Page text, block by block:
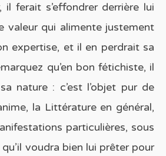
il ferait s’effondrer derrière lui
valeur qui alimente justement
expertise, et il en perdrait sa
qu’en bon fétichiste, il
nature : c’est l’objet pur de
la Littérature en général,
particulières, sous
voudra bien lui prêter pour